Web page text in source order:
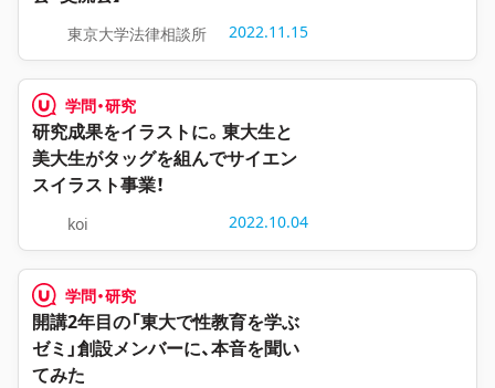
東京大学法律相談所 2022.11.15
学問・研究
研究成果をイラストに。東大生と
美大生がタッグを組んでサイエン
スイラスト事業！
koi 2022.10.04
学問・研究
開講2年目の「東大で性教育を学ぶ
ゼミ」創設メンバーに、本音を聞い
てみた